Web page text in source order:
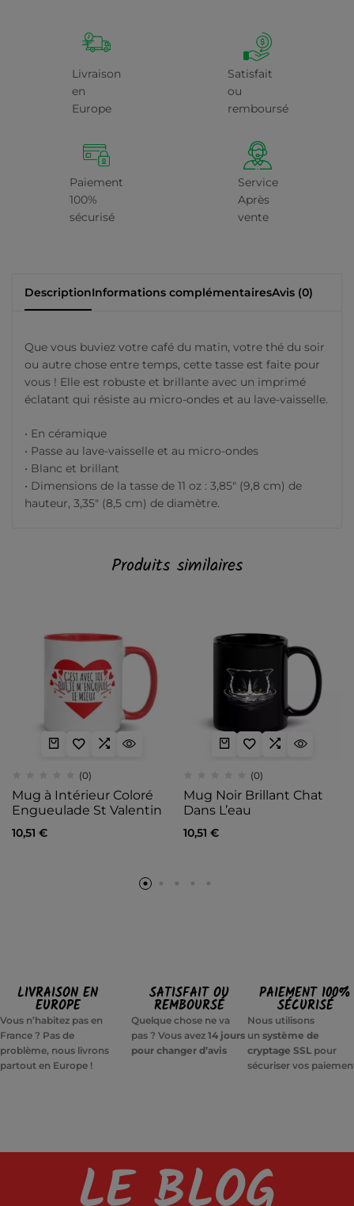
Livraison
en
Europe
Satisfait
ou
remboursé
Paiement
100%
sécurisé
Service
Après
vente
DescriptionInformations complémentairesAvis (0)
Que vous buviez votre café du matin, votre thé du soir
ou autre chose entre temps, cette tasse est faite pour
vous ! Elle est robuste et brillante avec un imprimé
éclatant qui résiste au micro-ondes et au lave-vaisselle.
• En céramique
• Passe au lave-vaisselle et au micro-ondes
• Blanc et brillant
• Dimensions de la tasse de 11 oz : 3,85″ (9,8 cm) de
hauteur, 3,35″ (8,5 cm) de diamètre.
Produits similaires
(0)
Mug à Intérieur Coloré
Engueulade St Valentin
10,51 €
(0)
Mug Noir Brillant Chat
Dans L’eau
10,51 €
LIVRAISON EN
EUROPE
Vous n’habitez pas en
France ? Pas de
problème, nous livrons
partout en Europe !
SATISFAIT OU
REMBOURSÉ
Quelque chose ne va
pas ? Vous avez14 jours
pour changer d’avis
PAIEMENT 100%
SÉCURISÉ
Nous utilisons
un système de
cryptage SSLpour
sécuriser vos